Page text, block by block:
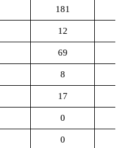
181
12
69
8
17
0
0